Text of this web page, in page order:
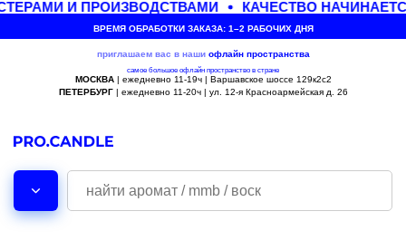
И ПРОИЗВОДСТВАМИ КАЧЕСТВО
ВРЕМЯ ОБРАБОТКИ ЗАКАЗА: 1–2 РАБОЧИХ ДНЯ
приглашаем вас в наши офлайн пространства
самое большое офлайн пространство в стране
МОСКВА| ежедневно 11-19ч | Варшавское шоссе 129к2с2
ПЕТЕРБУРГ| ежедневно 11-20ч | ул. 12-я Красноармейская д. 26